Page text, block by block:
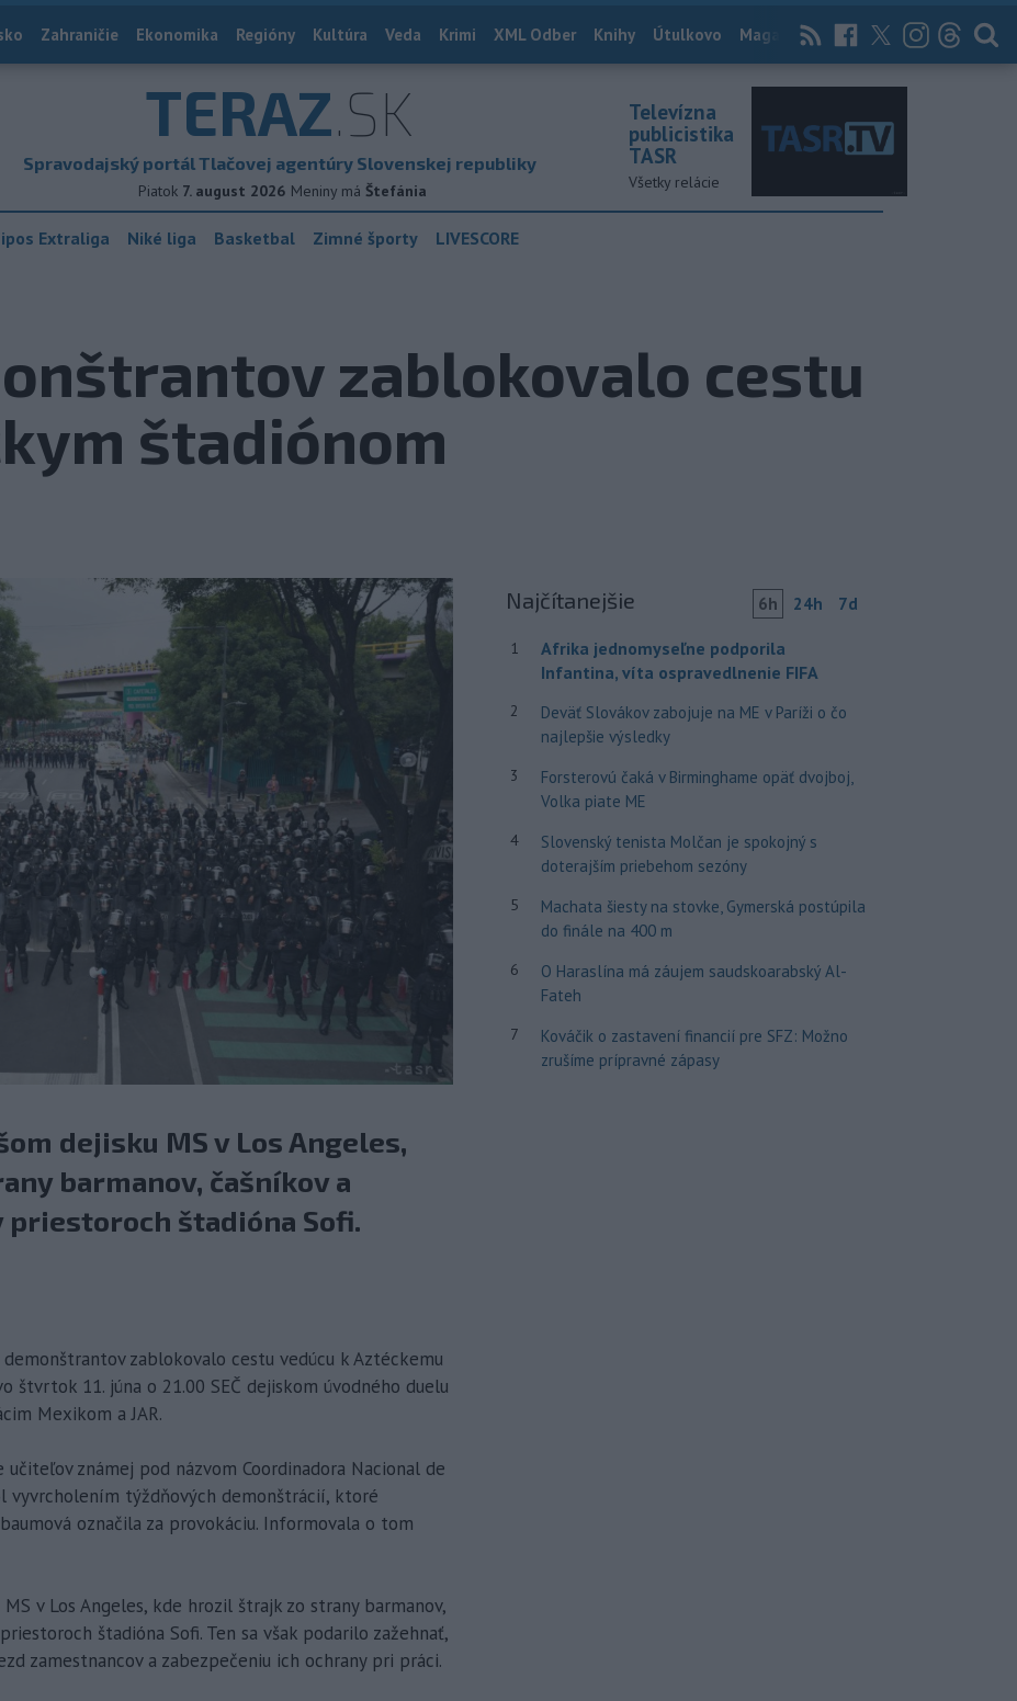
Zahraničie Ekonomika Regióny Kultúra Veda Krimi XML Odber Knihy Útulkovo Magazín News Now Archív
TERAZ.SK
Spravodajský portál Tlačovej agentúry Slovenskej republiky
Piatok 7. august 2026 Meniny má Štefánia
Televízna
publicistika
TASR
Všetky relácie
Extraliga Niké liga Basketbal Zimné športy LIVESCORE
zablokovalo cestu
štadiónom
dejisku MS v Los Angeles,
barmanov, čašníkov a
priestoroch štadióna Sofi.
demonštrantov zablokovalo cestu vedúcu k Aztéckemu
štvrtok 11. júna o 21.00 SEČ dejiskom úvodného duelu
Mexikom a JAR.
známej pod názvom Coordinadora Nacional de
vyvrcholením týždňových demonštrácií, ktoré
označila za provokáciu. Informovala o tom
v Los Angeles, kde hrozil štrajk zo strany barmanov,
štadióna Sofi. Ten sa však podarilo zažehnať,
zamestnancov a zabezpečeniu ich ochrany pri práci.
Najčítanejšie 6h 24h 7d
1
Afrika jednomyseľne podporila
Infantina, víta ospravedlnenie FIFA
2
Deväť Slovákov zabojuje na ME v Paríži o čo
najlepšie výsledky
3
Forsterovú čaká v Birminghame opäť dvojboj,
Volka piate ME
4
Slovenský tenista Molčan je spokojný s
doterajším priebehom sezóny
5
Machata šiesty na stovke, Gymerská postúpila
do finále na 400 m
6
O Haraslína má záujem saudskoarabský Al-
Fateh
7
Kováčik o zastavení financií pre SFZ: Možno
zrušíme prípravné zápasy